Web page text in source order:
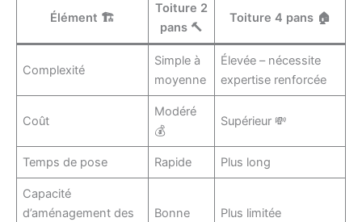
Élément 🏗️
Toiture 2
pans 🔨
Toiture 4 pans 🏠
Complexité
Simple à
moyenne
Élevée – nécessite
expertise renforcée
Coût
Modéré
💰
Supérieur 💸
Temps de pose Rapide Plus long
Capacité
d’aménagement des
Bonne Plus limitée